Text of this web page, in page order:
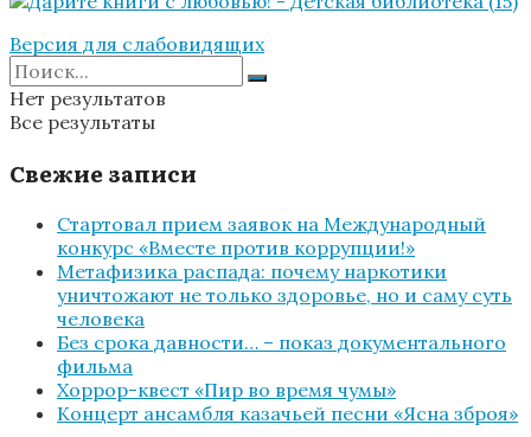
Версия для слабовидящих
Нет результатов
Все результаты
Свежие записи
Стартовал прием заявок на Международный
конкурс «Вместе против коррупции!»
Метафизика распада: почему наркотики
уничтожают не только здоровье, но и саму суть
человека
Без срока давности… – показ документального
фильма
Хоррор-квест «Пир во время чумы»
Концерт ансамбля казачьей песни «Ясна зброя»